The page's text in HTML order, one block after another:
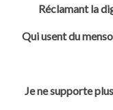
Réclamant la
Qui usent du
Je ne supporte